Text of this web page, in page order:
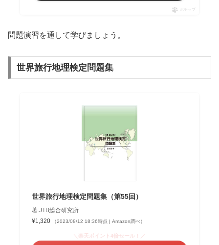
ポチップ
問題演習を通して学びましょう。
世界旅行地理検定問題集
世界旅行地理検定問題集（第55回）
著:JTB総合研究所
¥1,320
（2023/08/12 18:36時点 | Amazon調べ）
＼楽天ポイント4倍セール！／